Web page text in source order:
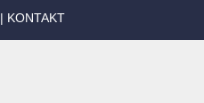
| KONTAKT